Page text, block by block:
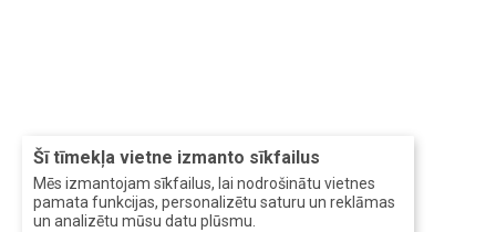
Šī tīmekļa vietne izmanto sīkfailus
Mēs izmantojam sīkfailus, lai nodrošinātu vietnes
pamata funkcijas, personalizētu saturu un reklāmas
un analizētu mūsu datu plūsmu.